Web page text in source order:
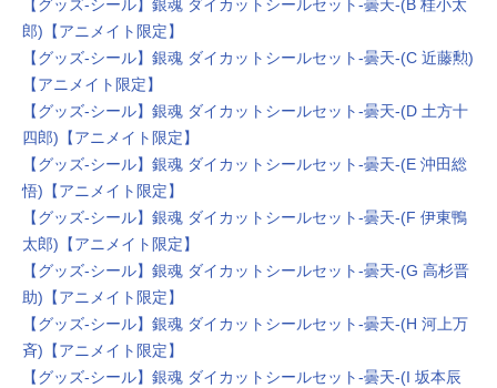
【グッズ-シール】銀魂 ダイカットシールセット-曇天-(B 桂小太
郎)【アニメイト限定】
【グッズ-シール】銀魂 ダイカットシールセット-曇天-(C 近藤勲)
【アニメイト限定】
【グッズ-シール】銀魂 ダイカットシールセット-曇天-(D 土方十
四郎)【アニメイト限定】
【グッズ-シール】銀魂 ダイカットシールセット-曇天-(E 沖田総
悟)【アニメイト限定】
【グッズ-シール】銀魂 ダイカットシールセット-曇天-(F 伊東鴨
太郎)【アニメイト限定】
【グッズ-シール】銀魂 ダイカットシールセット-曇天-(G 高杉晋
助)【アニメイト限定】
【グッズ-シール】銀魂 ダイカットシールセット-曇天-(H 河上万
斉)【アニメイト限定】
【グッズ-シール】銀魂 ダイカットシールセット-曇天-(I 坂本辰